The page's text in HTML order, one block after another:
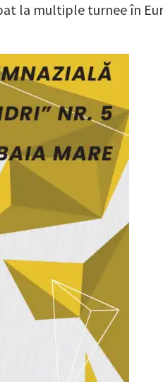
la multiple turnee în